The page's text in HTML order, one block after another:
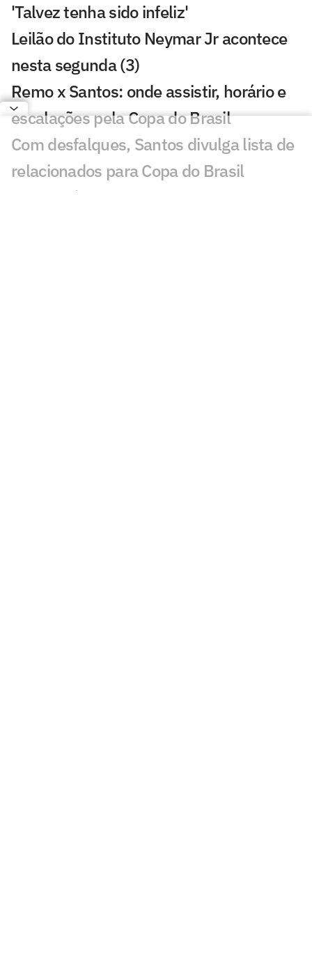
'Talvez tenha sido infeliz'
Leilão do Instituto Neymar Jr acontece
nesta segunda (3)
Remo x Santos: onde assistir, horário e
escalações pela Copa do Brasil
Com desfalques, Santos divulga lista de
relacionados para Copa do Brasil
Neymar é relacionado para duelo entre